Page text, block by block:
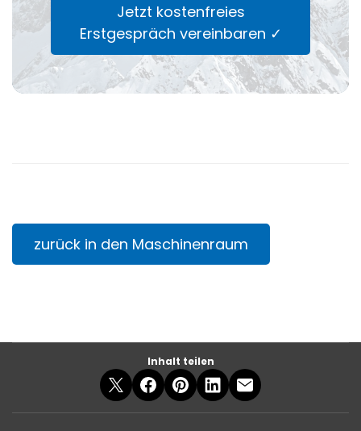
Jetzt kostenfreies
Erstgespräch vereinbaren ✓
zurück in den Maschinenraum
Inhalt teilen